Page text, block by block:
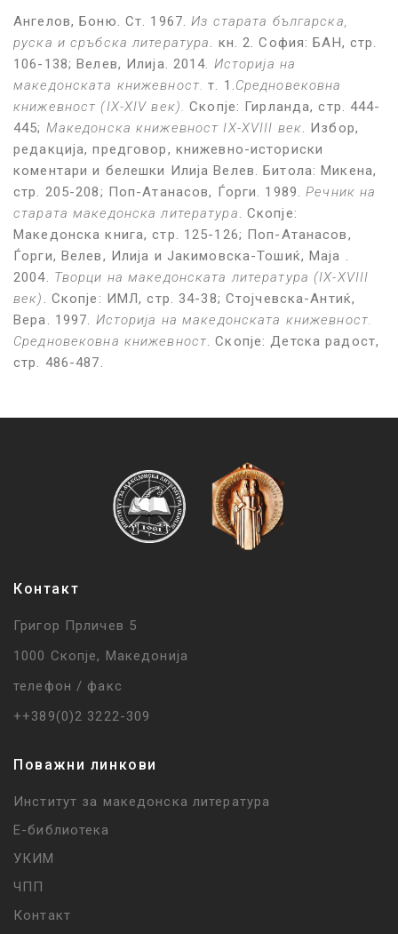
Ангелов, Боню. Ст. 1967. Из старата българска,
руска и сръбска литература
. кн. 2. София: БАН, стр.
106-138; Велев, Илија. 2014. Историја на
македонската книжевност.т. 1. Средновековна
книжевност (IX-XIV век).
Скопје: Гирланда, стр. 444-
445; Македонска книжевност IX-XVIII век . Избор,
редакција, предговор, книжевно-историски
коментари и белешки Илија Велев. Битола: Микена,
стр. 205-208; Поп-Атанасов, Ѓорги. 1989.Речник на
старата македонска литература . Скопје:
Македонска книга, стр. 125-126; Поп-Атанасов,
Ѓорги, Велев, Илија и Јакимовска-Тошиќ, Маја .
2004. Творци на македонската литература (IX-XVIII
век)
. Скопје: ИМЛ, стр. 34-38; Стојчевска-Антиќ,
Вера. 1997. Историја на македонската книжевност.
Средновековна книжевност . Скопје: Детска радост,
стр. 486-487.
Контакт
Григор Прличев 5
1000 Скопје, Македонија
телефон / факс
++389(0)2 3222-309
Поважни линкови
Институт за македонска литература
Е-библиотека
УКИМ
ЧПП
Контакт